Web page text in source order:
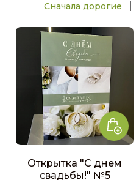
Сначала дорогие
Открытка "С днем
свадьбы!" №5